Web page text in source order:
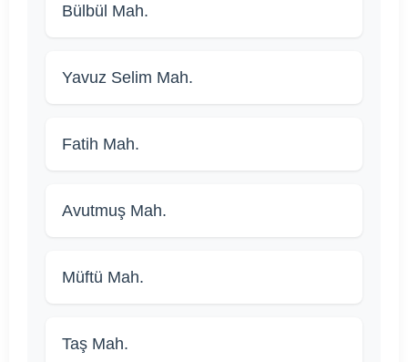
Bülbül Mah.
Yavuz Selim Mah.
Fatih Mah.
Avutmuş Mah.
Müftü Mah.
Taş Mah.